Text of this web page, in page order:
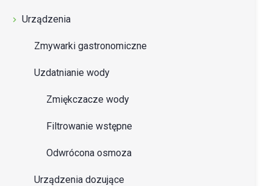
Urządzenia
Zmywarki gastronomiczne
Uzdatnianie wody
Zmiękczacze wody
Filtrowanie wstępne
Odwrócona osmoza
Urządzenia dozujące